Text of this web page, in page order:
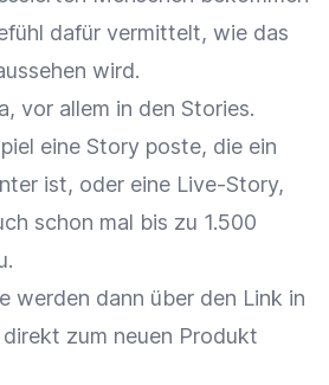
dafür vermittelt, wie das
wird.
vor allem in den Stories.
eine Story poste, die ein
ist, oder eine Live-Story,
schon mal bis zu 1.500
werden dann über den Link in
zum neuen Produkt